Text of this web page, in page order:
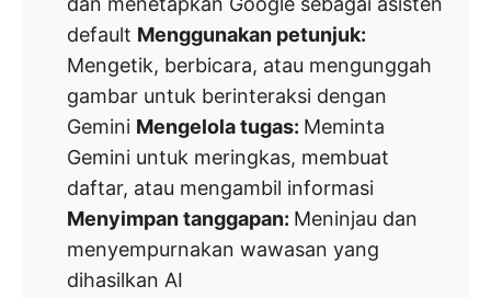
default Menggunakan petunjuk:
Mengetik, berbicara, atau mengunggah
gambar untuk berinteraksi dengan
Gemini Mengelola tugas: Meminta
Gemini untuk meringkas, membuat
daftar, atau mengambil informasi
Menyimpan tanggapan: Meninjau dan
menyempurnakan wawasan yang
dihasilkan AI